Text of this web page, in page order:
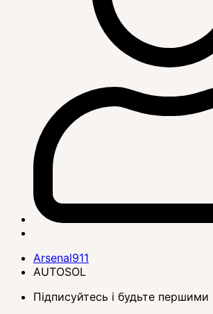
Arsenal911
AUTOSOL
Підписуйтесь і будьте першими